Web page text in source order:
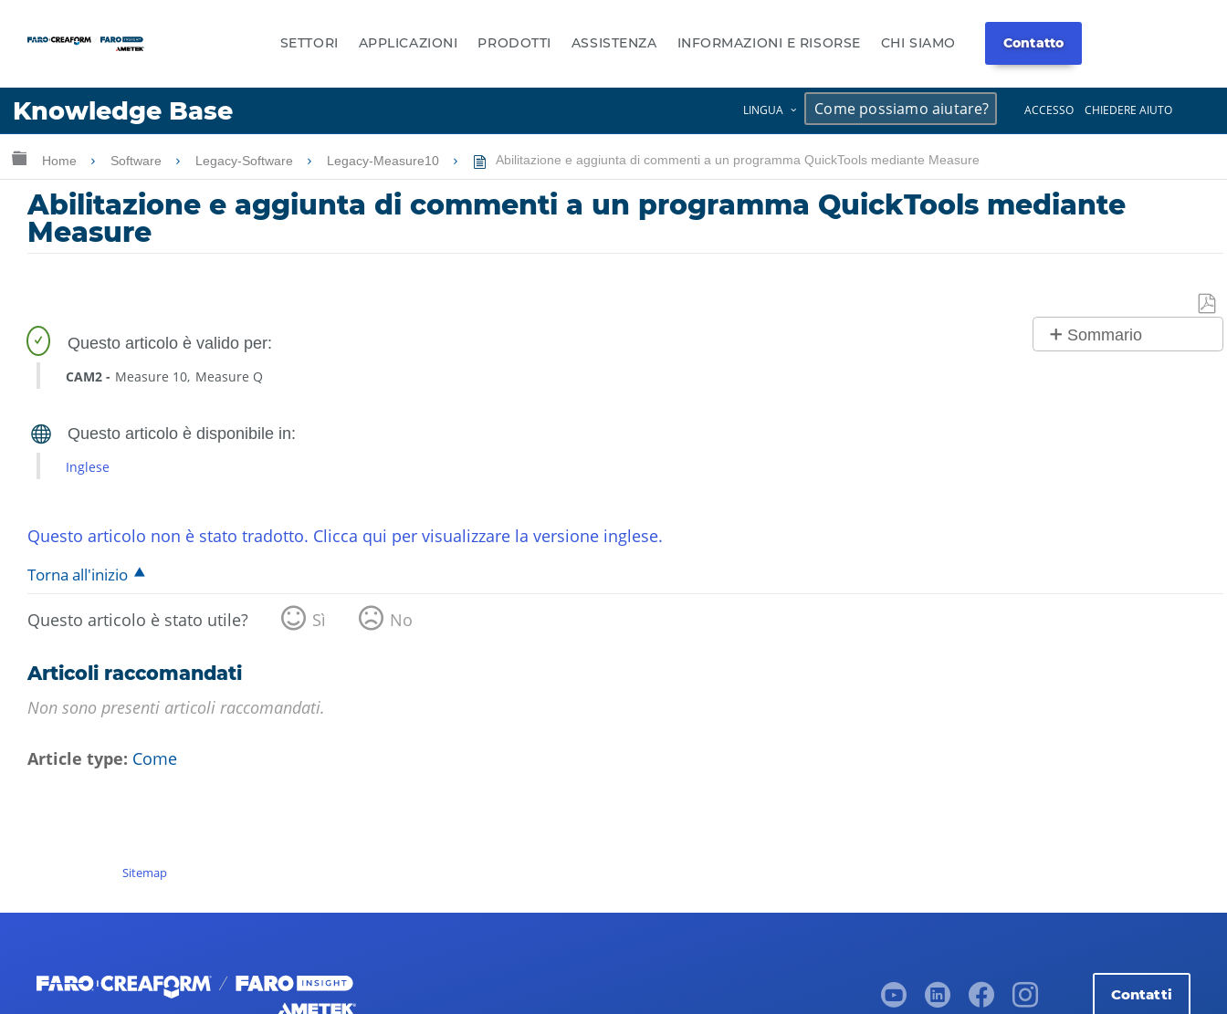
SETTORI APPLICAZIONI PRODOTTI ASSISTENZA INFORMAZIONI E RISORSE CHI SIAMO Contatto
Knowledge Base LINGUA ACCESSO CHIEDERE AIUTO
Lingua
Ingrandisci/riduci gerarchia globale
Home Software Legacy-Software Legacy-Measure10 Abilitazione e aggiunta di commenti a un programma QuickTools mediante Measure
Abilitazione e aggiunta di commenti a un programma QuickTools mediante
Measure
Sommario
CAM2 Measure 10 Measure Q
Inglese
Questo articolo non è stato tradotto. Clicca qui per visualizzare la versione inglese.
Torna all'inizio
Questo articolo è stato utile? Sì No
Articoli raccomandati
Non sono presenti articoli raccomandati.
Article type Come
Sitemap
Contatti